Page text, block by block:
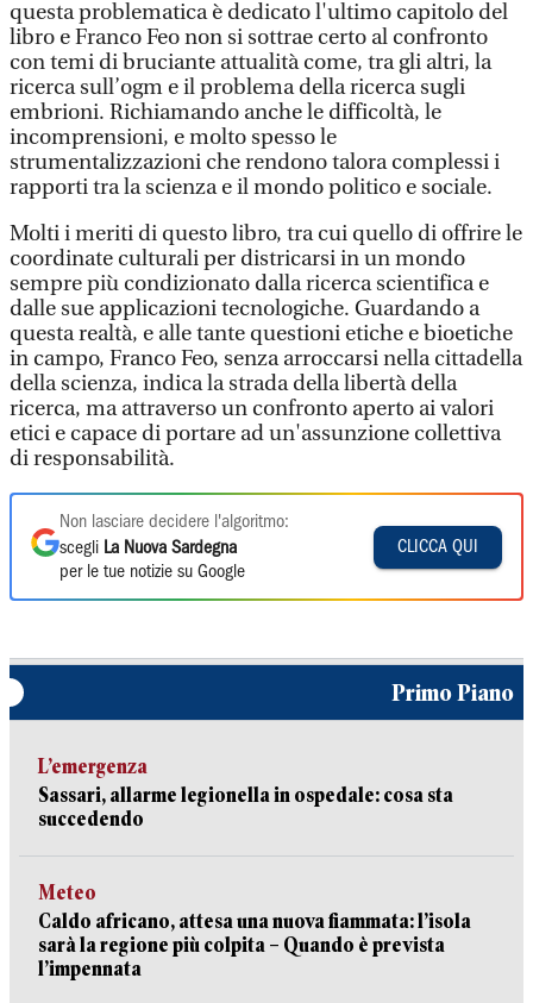
questa problematica è dedicato l'ultimo capitolo del
libro e Franco Feo non si sottrae certo al confronto
con temi di bruciante attualità come, tra gli altri, la
ricerca sull’ogm e il problema della ricerca sugli
embrioni. Richiamando anche le difficoltà, le
incomprensioni, e molto spesso le
strumentalizzazioni che rendono talora complessi i
rapporti tra la scienza e il mondo politico e sociale.
Molti i meriti di questo libro, tra cui quello di offrire le
coordinate culturali per districarsi in un mondo
sempre più condizionato dalla ricerca scientifica e
dalle sue applicazioni tecnologiche. Guardando a
questa realtà, e alle tante questioni etiche e bioetiche
in campo, Franco Feo, senza arroccarsi nella cittadella
della scienza, indica la strada della libertà della
ricerca, ma attraverso un confronto aperto ai valori
etici e capace di portare ad un'assunzione collettiva
di responsabilità.
Non lasciare decidere l'algoritmo:
scegli La Nuova Sardegna
per le tue notizie su Google
CLICCA QUI
Primo Piano
L’emergenza
Sassari, allarme legionella in ospedale: cosa sta
succedendo
Meteo
Caldo africano, attesa una nuova fiammata: l’isola
sarà la regione più colpita – Quando è prevista
l’impennata